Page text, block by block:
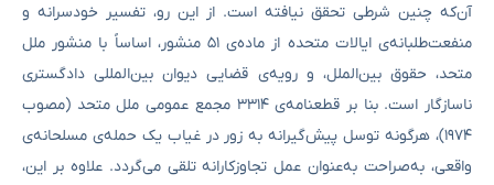
آن‌که چنین شرطی تحقق نیافته است. از این رو، تفسیر خودسرانه و
منفعت‌طلبانه‌ی ایالات متحده از ماده‌ی ۵۱ منشور، اساساً با منشور ملل
متحد، حقوق بین‌الملل، و رویه‌ی قضایی دیوان بین‌المللی دادگستری
ناسازگار است. بنا بر قطعنامه‌ی ۳۳۱۴ مجمع عمومی ملل متحد (مصوب
۱۹۷۴)، هرگونه توسل پیش‌گیرانه به زور در غیاب یک حمله‌ی مسلحانه‌ی
واقعی، به‌صراحت به‌عنوان عمل تجاوزکارانه تلقی می‌گردد. علاوه بر این،